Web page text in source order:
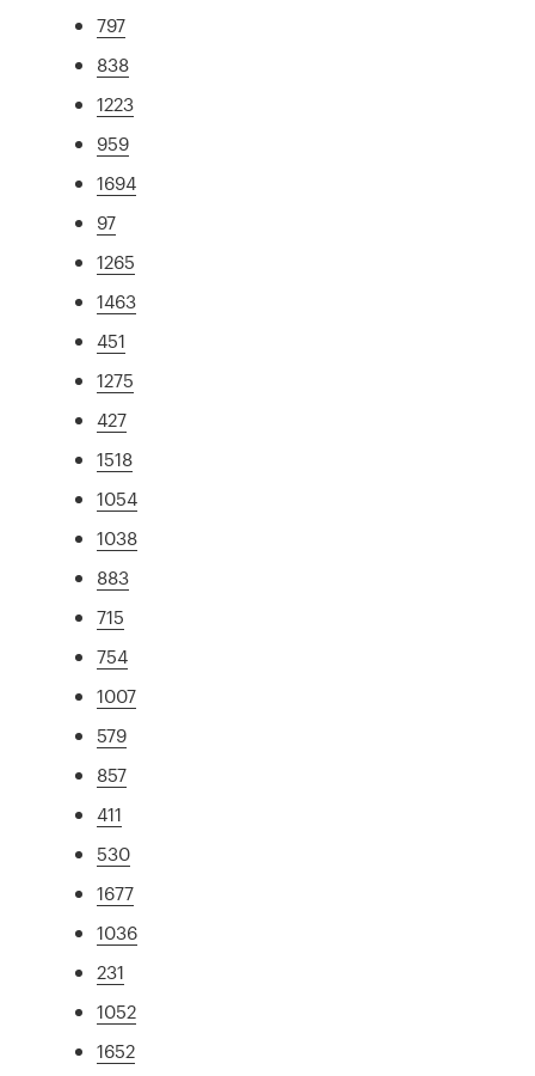
797
838
1223
959
1694
97
1265
1463
451
1275
427
1518
1054
1038
883
715
754
1007
579
857
411
530
1677
1036
231
1052
1652